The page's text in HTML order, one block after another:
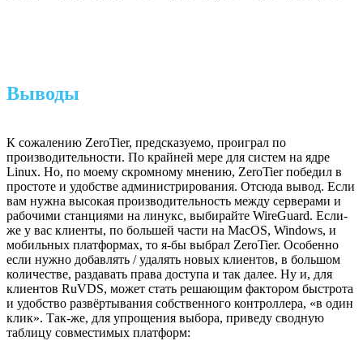
Выводы
К сожалению ZeroTier, предсказуемо, проиграл по
производительности. По крайней мере для систем на ядре
Linux. Но, по моему скромному мнению, ZeroTier победил в
простоте и удобстве администрирования. Отсюда вывод. Если
вам нужна высокая производительность между серверами и
рабочими станциями на линукс, выбирайте WireGuard. Если-
же у вас клиенты, по большей части на MacOS, Windows, и
мобильных платформах, то я-бы выбрал ZeroTier. Особенно
если нужно добавлять / удалять новых клиентов, в большом
количестве, раздавать права доступа и так далее. Ну и, для
клиентов RuVDS, может стать решающим фактором быстрота
и удобство развёртывания собственного контроллера, «в один
клик». Так-же, для упрощения выбора, приведу сводную
таблицу совместимых платформ: